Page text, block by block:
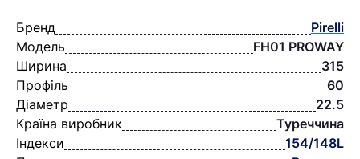
Бренд
Pirelli
Модель
FH01 PROWAY
Ширина
315
Профіль
60
Діаметр
22.5
Країна виробник
Туреччина
Індекси
154/148L